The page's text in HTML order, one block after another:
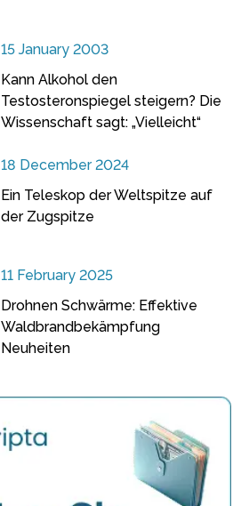
15 January 2003
Kann Alkohol den
Testosteronspiegel steigern? Die
Wissenschaft sagt: „Vielleicht“
18 December 2024
Ein Teleskop der Weltspitze auf
der Zugspitze
11 February 2025
Drohnen Schwärme: Effektive
Waldbrandbekämpfung
Neuheiten